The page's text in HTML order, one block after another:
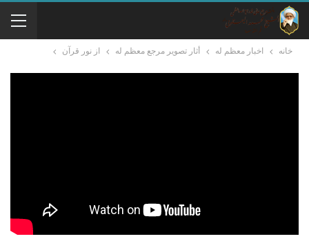
خانه اخبار معظم له أثار تصوير مرجع معظم له از نور قرآن